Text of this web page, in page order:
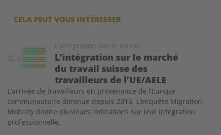
CELA PEUT VOUS INTÉRESSER
L'intégration par le travail
L’intégration sur le marché
du travail suisse des
travailleurs de l’UE/AELE
Image
L’arrivée de travailleurs en provenance de l’Europe
communautaire diminue depuis 2016. L’enquête Migration-
Mobility donne plusieurs indications sur leur intégration
professionnelle.